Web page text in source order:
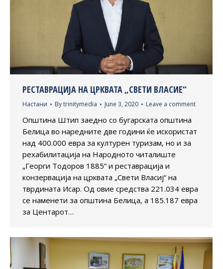
РЕСТАВРАЦИЈА НА ЦРКВАТА „СВЕТИ ВЛАСИЕ“
Настани Bytrinitymedia June 3, 2020 Leave a comment
Општина Штип заедно со бугарската општина
Белица во наредните две години ќе искористат
над 400.000 евра за културен туризам, но и за
рехабилитација на Народното читалиште
„Георги Тодоров 1885“ и реставрација и
конзервација на црквата „Свети Власиј“ на
тврдината Исар. Од овие средства 221.034 евра
се наменети за општина Белица, а 185.187 евра
за Центарот…